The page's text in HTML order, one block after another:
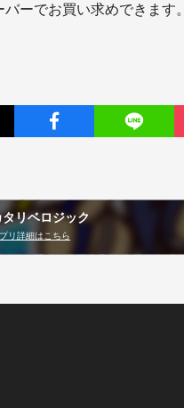
バーでお買い求めできます。
タリベロジック
リ詳細はこちら